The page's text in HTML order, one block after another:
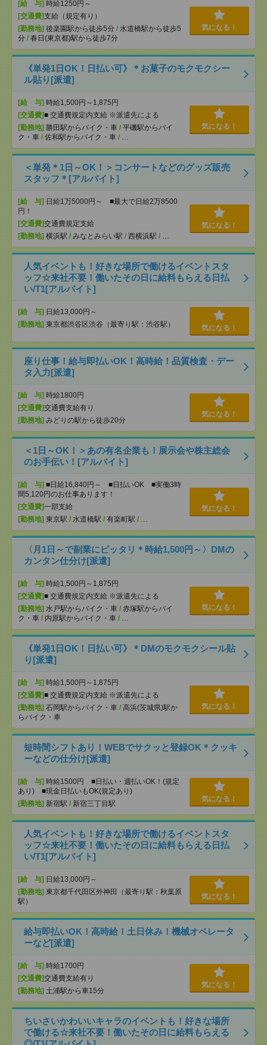
[給 与] 時給1250円～
[交通費]支給（規定有り）
[勤務地] 後楽園駅から徒歩5分 / 水道橋駅から徒歩5
分 / 春日(東京都)駅から徒歩7分
気になる！
《単発1日OK！日払い可》＊お菓子のモクモクシー
ル貼り[派遣]
[給 与] 時給1,500円～1,875円
[交通費]■ 交通費規定内支給 ※派遣先による
[勤務地] 勝田駅からバイク・車 / 平磯駅からバイ
ク・車 / 佐和駅からバイク・車 / …
気になる！
＜単発＊1日～OK！＞コンサートなどのグッズ販売
スタッフ＊[アルバイト]
[給 与] 日給1万5000円～ ■最大で日給2万8500
円！
[交通費]交通費規定支給
[勤務地] 横浜駅 / みなとみらい駅 / 西横浜駅 / …
気になる！
人気イベントも！好きな場所で働けるイベントスタ
ッフ☆来社不要！働いたその日に給料もらえる日払
い/T1[アルバイト]
[給 与] 日給13,000円～
[勤務地] 東京都渋谷区渋谷（最寄り駅：渋谷駅） 気になる！
座り仕事！給与即払いOK！高時給！品質検査・デー
タ入力[派遣]
[給 与] 時給1800円
[交通費]交通費支給有り
[勤務地] みどりの駅から徒歩20分
気になる！
＜1日～OK！＞あの有名企業も！展示会や株主総会
のお手伝い！[アルバイト]
[給 与] ■日給16,840円～ ■日払いOK ■実働3時
間5,120円のお仕事あります！
[交通費]一部支給
[勤務地] 東京駅 / 水道橋駅 / 有楽町駅 / …
気になる！
〈月1日～で副業にピッタリ＊時給1,500円～〉DMの
カンタン仕分け[派遣]
[給 与] 時給1,500円～1,875円
[交通費]■ 交通費規定内支給 ※派遣先による
[勤務地] 水戸駅からバイク・車 / 赤塚駅からバイ
ク・車 / 内原駅からバイク・車 / …
気になる！
《単発1日OK！日払い可》＊DMのモクモクシール貼
り[派遣]
[給 与] 時給1,500円～1,875円
[交通費]■ 交通費規定内支給 ※派遣先による
[勤務地] 石岡駅からバイク・車 / 高浜(茨城県)駅か
らバイク・車
気になる！
短時間シフトあり！WEBでサクッと登録OK＊クッキ
ーなどの仕分け[派遣]
[給 与] 時給1500円 ■日払い・週払いOK！(規定
あり) ■現金日払いもOK(規定あり)
[勤務地] 新宿駅 / 新宿三丁目駅
気になる！
人気イベントも！好きな場所で働けるイベントスタ
ッフ☆来社不要！働いたその日に給料もらえる日払
い/T1[アルバイト]
[給 与] 日給13,000円～
[勤務地] 東京都千代田区外神田（最寄り駅：秋葉原
駅）
気になる！
給与即払いOK！高時給！土日休み！機械オペレータ
ーなど[派遣]
[給 与] 時給1700円
[交通費]交通費支給有り
[勤務地] 土浦駅から車15分
気になる！
ちいさいかわいいキャラのイベントも！好きな場所
で働ける☆来社不要！働いたその日に給料もらえる